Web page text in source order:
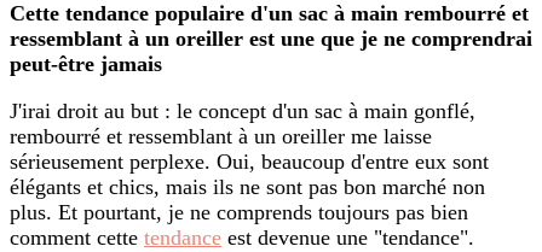
Cette tendance populaire d'un sac à main rembourré et
ressemblant à un oreiller est une que je ne comprendrai
peut-être jamais
J'irai droit au but : le concept d'un sac à main gonflé,
rembourré et ressemblant à un oreiller me laisse
sérieusement perplexe. Oui, beaucoup d'entre eux sont
élégants et chics, mais ils ne sont pas bon marché non
plus. Et pourtant, je ne comprends toujours pas bien
comment cette tendance est devenue une "tendance".